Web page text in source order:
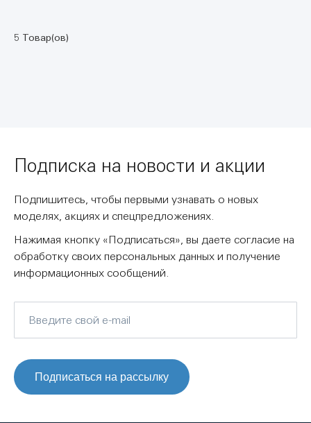
5 Товар(ов)
Подписка на новости и акции
Подпишитесь, чтобы первыми узнавать о новых
моделях, акциях и спецпредложениях.
Нажимая кнопку «Подписаться», вы даете согласие на
обработку своих персональных данных и получение
информационных сообщений.
Подписаться на рассылку